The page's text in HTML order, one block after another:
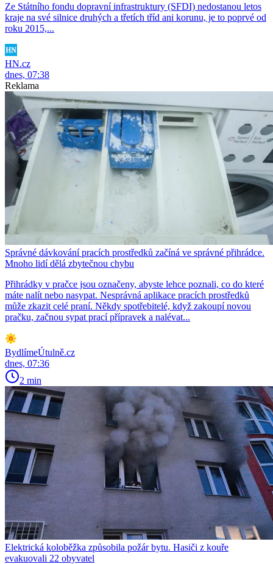
Ze Státního fondu dopravní infrastruktury (SFDI) nedostanou letos
kraje na své silnice druhých a třetích tříd ani korunu, je to poprvé od
roku 2015,...
HN.cz
dnes, 07:38
Reklama
Správné dávkování pracích prostředků začíná ve správné přihrádce.
Mnoho lidí dělá zbytečnou chybu
Přihrádky v pračce jsou označeny, abyste lehce poznali, co do které
máte nalít nebo nasypat. Nesprávná aplikace pracích prostředků
může zkazit celé praní. Někdy spotřebitelé, když zakoupí novou
pračku, začnou sypat prací přípravek a nalévat...
BydlímeÚtulně.cz
dnes, 07:36
2 min
Elektrická koloběžka způsobila požár bytu. Hasiči z kouře
evakuovali 22 obyvatel